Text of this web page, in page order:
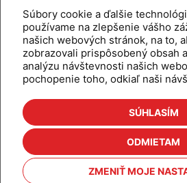
Súbory cookie a ďalšie
používame na zlepšenie vášho
našich webových stránok, na to,
zobrazovali prispôsobený obsah
analýzu návštevnosti našich
pochopenie toho, odkiaľ naši
SÚHLASÍM
ODMIETAM
ZMENIŤ MOJE
Domov
Aktuality
Odber
Kalkulačky
Na stiahnutie
Kontakt